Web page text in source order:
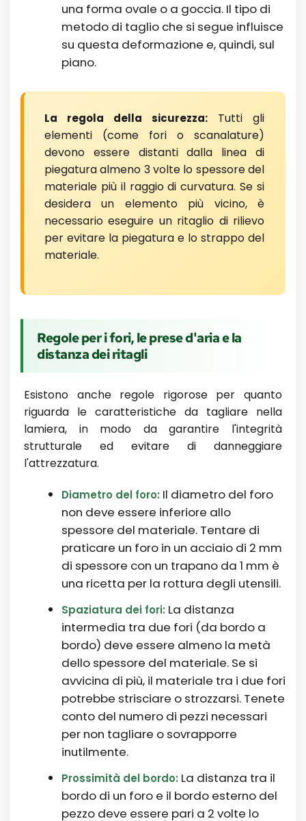
una forma ovale o a goccia. Il tipo di
metodo di taglio che si segue influisce
su questa deformazione e, quindi, sul
piano.
La regola della sicurezza: Tutti gli
elementi (come fori o scanalature)
devono essere distanti dalla linea di
piegatura almeno 3 volte lo spessore del
materiale più il raggio di curvatura. Se si
desidera un elemento più vicino, è
necessario eseguire un ritaglio di rilievo
per evitare la piegatura e lo strappo del
materiale.
Regole per i fori, le prese d'aria e la
distanza dei ritagli
Esistono anche regole rigorose per quanto
riguarda le caratteristiche da tagliare nella
lamiera, in modo da garantire l'integrità
strutturale ed evitare di danneggiare
l'attrezzatura.
Diametro del foro: Il diametro del foro
non deve essere inferiore allo
spessore del materiale. Tentare di
praticare un foro in un acciaio di 2 mm
di spessore con un trapano da 1 mm è
una ricetta per la rottura degli utensili.
Spaziatura dei fori: La distanza
intermedia tra due fori (da bordo a
bordo) deve essere almeno la metà
dello spessore del materiale. Se si
avvicina di più, il materiale tra i due fori
potrebbe strisciare o strozzarsi. Tenete
conto del numero di pezzi necessari
per non tagliare o sovrapporre
inutilmente.
Prossimità del bordo: La distanza tra il
bordo di un foro e il bordo esterno del
pezzo deve essere pari a 2 volte lo